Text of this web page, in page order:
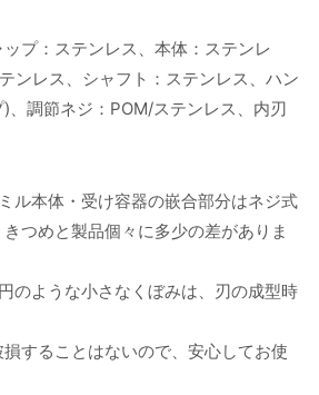
プ：ステンレス、本体：ステンレ
ンレス、シャフト：ステンレス、ハン
)、調節ネジ：POM/ステンレス、内刃
ル本体・受け容器の嵌合部分はネジ式
つめと製品個々に多少の差がありま
のような小さなくぼみは、刃の成型時
することはないので、安心してお使